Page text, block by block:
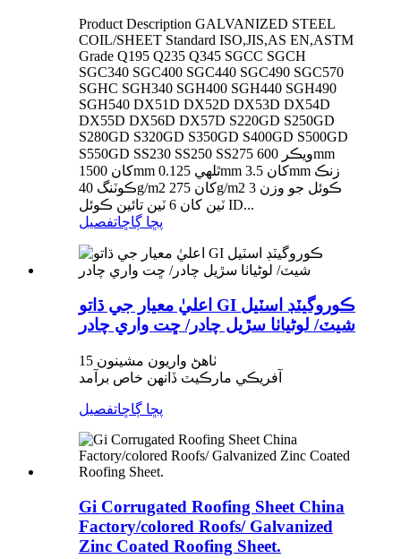
Product Description GALVANIZED STEEL
COIL/SHEET Standard ISO,JIS,AS EN,ASTM
Grade Q195 Q235 Q345 SGCC SGCH
SGC340 SGC400 SGC440 SGC490 SGC570
SGHC SGH340 SGH400 SGH440 SGH490
SGH540 DX51D DX52D DX53D DX54D
DX55D DX56D DX57D S220GD S250GD
S280GD S320GD S350GD S400GD S500GD
S550GD SS230 SS250 SS275 ويڪر 600mm
کان 1500mm ٿلهي 0.125mm کان 3.5mm زنڪ
ڪوٽنگ 40g/m2 کان 275g/m2 ڪوئل جو وزن 3
ٽين کان 6 ٽين تائين ڪوئل ID...
پڇا ڳاڇاتفصيل
اعليٰ معيار جي ڌاتو GI ڪوروگيٽڊ اسٽيل
شيٽ/ لوڻياٺا سڙيل چادر/ ڇت واري چادر
15 ٺاهڻ واريون مشينون
آفريڪي مارڪيٽ ڏانهن خاص برآمد
پڇا ڳاڇاتفصيل
Gi Corrugated Roofing Sheet China
Factory/colored Roofs/ Galvanized
Zinc Coated Roofing Sheet.